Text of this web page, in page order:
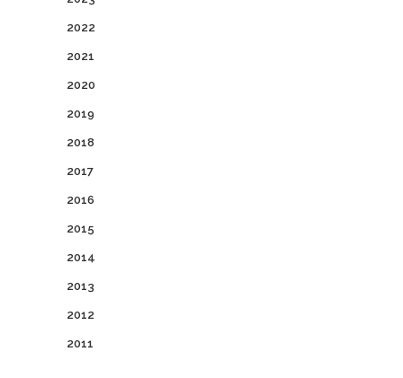
2022
2021
2020
2019
2018
2017
2016
2015
2014
2013
2012
2011